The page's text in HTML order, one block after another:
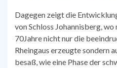
Dagegen zeigt die
von Schloss Johannisberg,
70Jahre nicht nur die
Rheingaus erzeugte sondern
besaß, wie eine Phase der